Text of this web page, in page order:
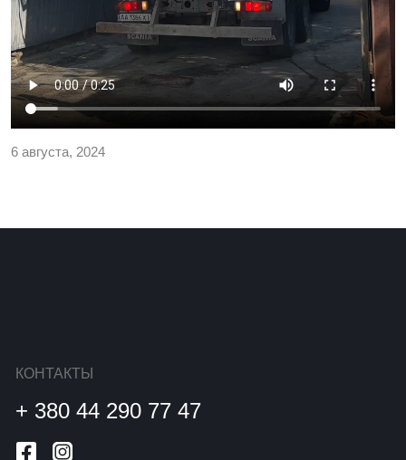
6 августа, 2024
КОНТАКТЫ
+ 380 44 290 77 47